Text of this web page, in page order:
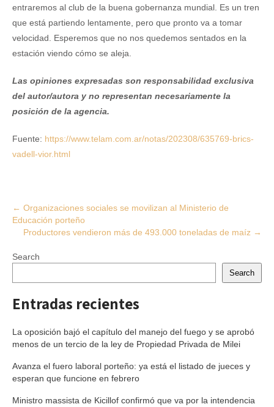
entraremos al club de la buena gobernanza mundial. Es un tren
que está partiendo lentamente, pero que pronto va a tomar
velocidad. Esperemos que no nos quedemos sentados en la
estación viendo cómo se aleja.
Las opiniones expresadas son responsabilidad exclusiva
del autor/autora y no representan necesariamente la
posición de la agencia.
Fuente: https://www.telam.com.ar/notas/202308/635769-brics-
vadell-vior.html
Post
navigation
← Organizaciones sociales se movilizan al Ministerio de
Educación porteño
Productores vendieron más de 493.000 toneladas de maíz →
Search
Search
Entradas recientes
La oposición bajó el capítulo del manejo del fuego y se aprobó
menos de un tercio de la ley de Propiedad Privada de Milei
Avanza el fuero laboral porteño: ya está el listado de jueces y
esperan que funcione en febrero
Ministro massista de Kicillof confirmó que va por la intendencia